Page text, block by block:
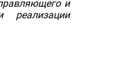
и
реализации